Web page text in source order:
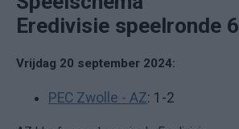
Eredivisie speelronde 6
Vrijdag 20 september 2024:
PEC Zwolle - AZ: 1-2